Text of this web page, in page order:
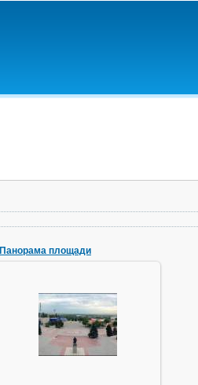
Панорама площади
08.09.2010
У-Д
Doktor